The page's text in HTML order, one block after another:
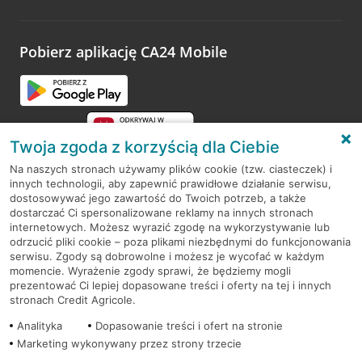
opinie.
Pobierz aplikację CA24 Mobile
RODO
Regulamin serwisu
Mapa serwisu
PolitykaCookies
Twoja zgoda z korzyścią dla Ciebie
Na naszych stronach używamy plików cookie (tzw. ciasteczek) i
innych technologii, aby zapewnić prawidłowe działanie serwisu,
dostosowywać jego zawartość do Twoich potrzeb, a także
dostarczać Ci spersonalizowane reklamy na innych stronach
internetowych. Możesz wyrazić zgodę na wykorzystywanie lub
odrzucić pliki cookie – poza plikami niezbędnymi do funkcjonowania
serwisu. Zgody są dobrowolne i możesz je wycofać w każdym
momencie. Wyrażenie zgody sprawi, że będziemy mogli
prezentować Ci lepiej dopasowane treści i oferty na tej i innych
stronach Credit Agricole.
Analityka
Dopasowanie treści i ofert na stronie
Marketing wykonywany przez strony trzecie